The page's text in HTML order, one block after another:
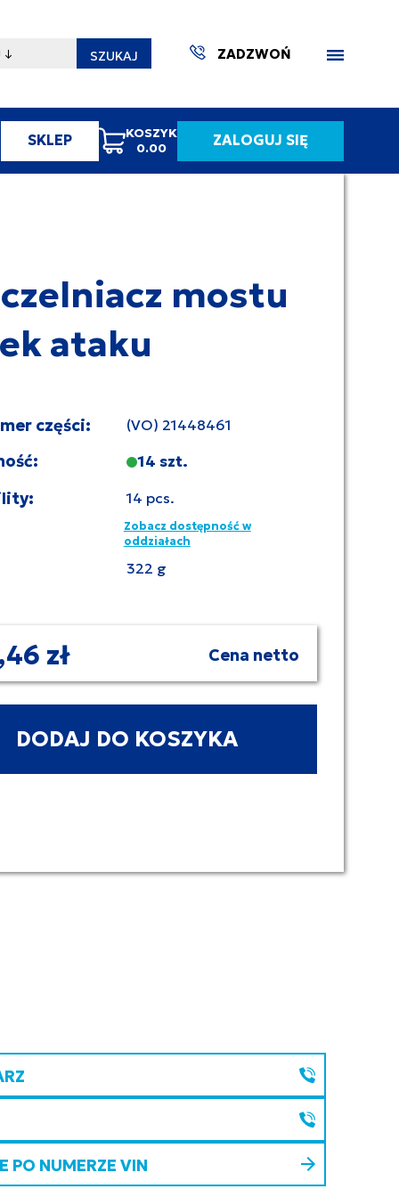
SZUKAJ ZADZWOŃ
SKLEP
KOSZYK
0.00
ZALOGUJ SIĘ
mostu
ataku
części: (VO) 21448461
14 szt.
14 pcs.
Zobacz dostępność w
oddziałach
322 g
zł Cena netto
DODAJ DO KOSZYKA
PO NUMERZE VIN